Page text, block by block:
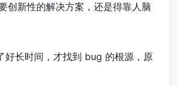
创新性的解决方案，还是得靠人脑
好长时间，才找到 bug 的根源，原